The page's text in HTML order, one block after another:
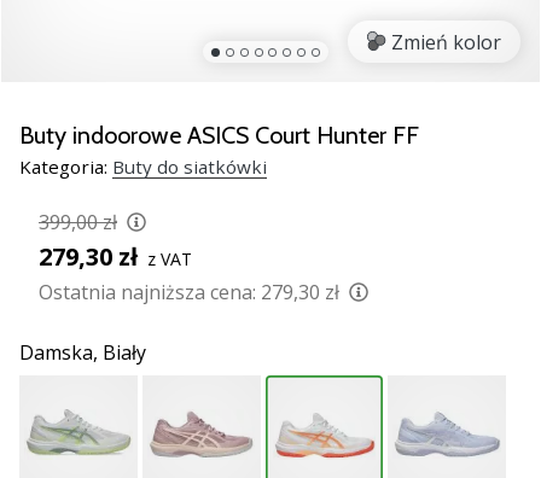
–
Nasze
porady
pomogą
Ci
wybrać
idealny
Znajdź
ubrania
i…
Zmień kolor
Buty indoorowe ASICS Court Hunter FF
Kategoria: Buty do siatkówki
399,00 zł
279,30 zł z VAT
Ostatnia najniższa cena: 279,30 zł
Damska, Biały